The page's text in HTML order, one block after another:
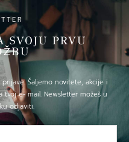
PRVU
Šaljemo novitete, akcije i
e- mail. Newsletter možeš u
odjaviti.